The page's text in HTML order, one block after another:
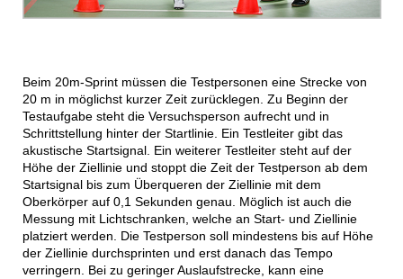
Beim 20m-Sprint müssen die Testpersonen eine Strecke von
20 m in möglichst kurzer Zeit zurücklegen. Zu Beginn der
Testaufgabe steht die Versuchsperson aufrecht und in
Schrittstellung hinter der Startlinie. Ein Testleiter gibt das
akustische Startsignal. Ein weiterer Testleiter steht auf der
Höhe der Ziellinie und stoppt die Zeit der Testperson ab dem
Startsignal bis zum Überqueren der Ziellinie mit dem
Oberkörper auf 0,1 Sekunden genau. Möglich ist auch die
Messung mit Lichtschranken, welche an Start- und Ziellinie
platziert werden. Die Testperson soll mindestens bis auf Höhe
der Ziellinie durchsprinten und erst danach das Tempo
verringern. Bei zu geringer Auslaufstrecke, kann eine